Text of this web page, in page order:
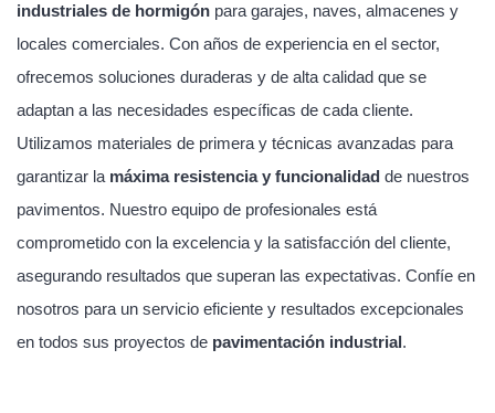
industriales de hormigón para garajes, naves, almacenes y
locales comerciales. Con años de experiencia en el sector,
ofrecemos soluciones duraderas y de alta calidad que se
adaptan a las necesidades específicas de cada cliente.
Utilizamos materiales de primera y técnicas avanzadas para
garantizar la máxima resistencia y funcionalidad de nuestros
pavimentos. Nuestro equipo de profesionales está
comprometido con la excelencia y la satisfacción del cliente,
asegurando resultados que superan las expectativas. Confíe en
nosotros para un servicio eficiente y resultados excepcionales
en todos sus proyectos de pavimentación industrial.